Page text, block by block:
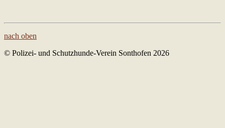
nach oben
© Polizei- und Schutzhunde-Verein Sonthofen 2026